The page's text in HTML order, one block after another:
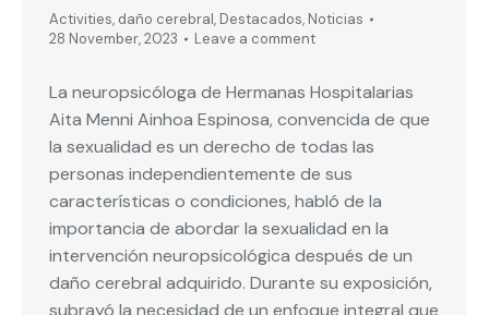
Activities, daño cerebral, Destacados, Noticias
28 November, 2023
Leave a comment
La neuropsicóloga de Hermanas Hospitalarias
Aita Menni Ainhoa Espinosa, convencida de que
la sexualidad es un derecho de todas las
personas independientemente de sus
características o condiciones, habló de la
importancia de abordar la sexualidad en la
intervención neuropsicológica después de un
daño cerebral adquirido. Durante su exposición,
subrayó la necesidad de un enfoque integral que